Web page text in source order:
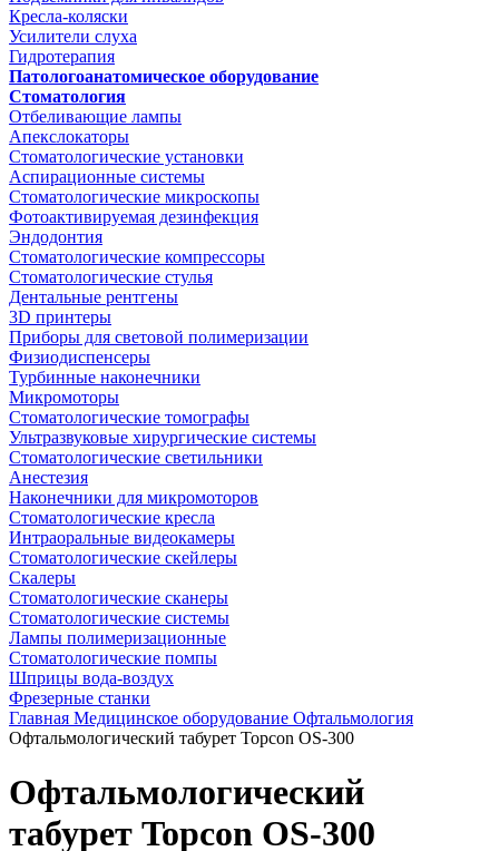
Кресла-коляски
Усилители слуха
Гидротерапия
Патологоанатомическое оборудование
Стоматология
Отбеливающие лампы
Апекслокаторы
Стоматологические установки
Аспирационные системы
Стоматологические микроскопы
Фотоактивируемая дезинфекция
Эндодонтия
Стоматологические компрессоры
Стоматологические стулья
Дентальные рентгены
3D принтеры
Приборы для световой полимеризации
Физиодиспенсеры
Турбинные наконечники
Микромоторы
Стоматологические томографы
Ультразвуковые хирургические системы
Стоматологические светильники
Анестезия
Наконечники для микромоторов
Стоматологические кресла
Интраоральные видеокамеры
Стоматологические скейлеры
Скалеры
Стоматологические сканеры
Стоматологические системы
Лампы полимеризационные
Стоматологические помпы
Шприцы вода-воздух
Фрезерные станки
Главная Медицинское оборудование Офтальмология
Офтальмологический табурет Topcon OS-300
Офтальмологический
табурет Topcon OS-300